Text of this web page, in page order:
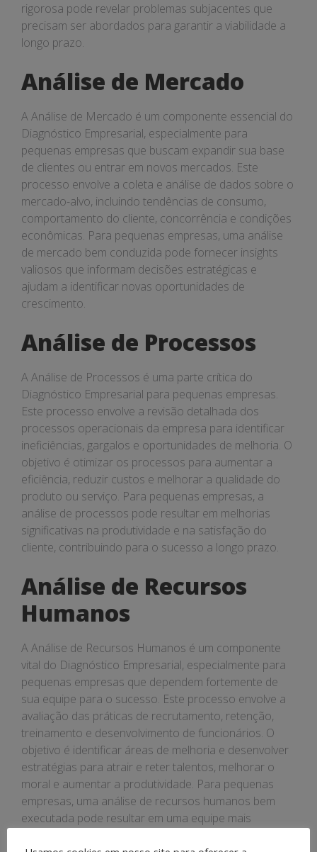
rigorosa pode revelar problemas subjacentes que
precisam ser abordados para garantir a viabilidade a
longo prazo.
Análise de Mercado
A Análise de Mercado é um componente essencial do
Diagnóstico Empresarial, especialmente para
pequenas empresas que buscam expandir sua base
de clientes ou entrar em novos mercados. Este
processo envolve a coleta e análise de dados sobre o
mercado-alvo, incluindo tendências de consumo,
comportamento do cliente, concorrência e condições
econômicas. Para pequenas empresas, uma análise
de mercado bem conduzida pode fornecer insights
valiosos que informam decisões estratégicas e
ajudam a identificar novas oportunidades de
crescimento.
Análise de Processos
A Análise de Processos é uma parte crítica do
Diagnóstico Empresarial para pequenas empresas.
Este processo envolve a revisão detalhada dos
processos operacionais da empresa para identificar
ineficiências, gargalos e oportunidades de melhoria. O
objetivo é otimizar os processos para aumentar a
eficiência, reduzir custos e melhorar a qualidade do
produto ou serviço. Para pequenas empresas, a
análise de processos pode resultar em melhorias
significativas na produtividade e na satisfação do
cliente, contribuindo para o sucesso a longo prazo.
Análise de Recursos
Humanos
A Análise de Recursos Humanos é um componente
vital do Diagnóstico Empresarial, especialmente para
pequenas empresas que dependem fortemente de
sua equipe para o sucesso. Este processo envolve a
avaliação das práticas de recrutamento, retenção,
treinamento e desenvolvimento de funcionários. O
objetivo é identificar áreas de melhoria e desenvolver
estratégias para atrair e reter talentos, melhorar o
moral e aumentar a produtividade. Para pequenas
empresas, uma análise de recursos humanos bem
executada pode resultar em uma equipe mais